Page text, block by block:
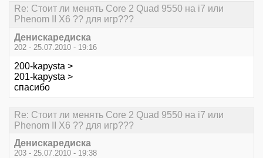
Re: Стоит ли менять Core 2 Quad 9550 на i7 или
Phenom II X6 ?? для игр???
Денискаредиска
202 - 25.07.2010 - 19:16
200-kapysta >
201-kapysta >
спасибо
Re: Стоит ли менять Core 2 Quad 9550 на i7 или
Phenom II X6 ?? для игр???
Денискаредиска
203 - 25.07.2010 - 19:38